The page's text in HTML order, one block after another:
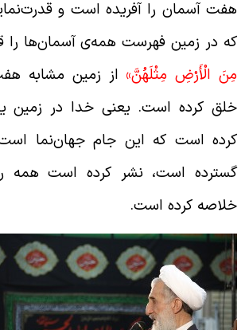
آسمان را آفریده است و
در زمین فهرست همه‌ی آسمان‌ها را
الْأَرْضِ مِثْلَهُنَّ»از زمین مشابه
کرده است. یعنی خدا در زمین
است که این جام جهان‌نما
است، نشر کرده است همه
کرده است.